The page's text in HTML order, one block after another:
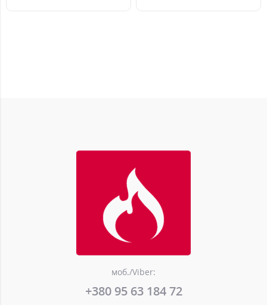
моб./Viber:
+380 95 63 184 72